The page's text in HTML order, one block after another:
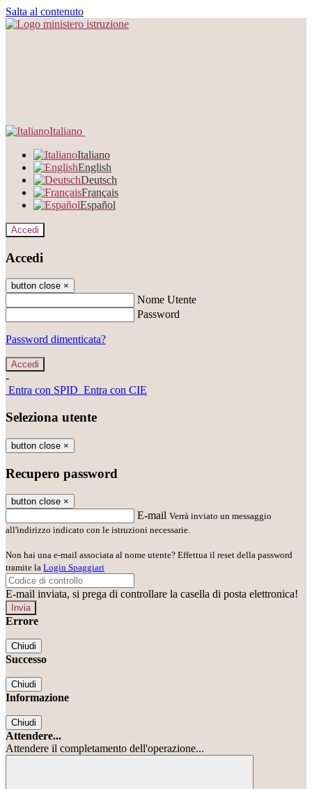
Salta al contenuto
Italiano
Italiano
English
Deutsch
Français
Español
Accedi
Accedi
button close ×
Nome Utente
Password
Password dimenticata?
-
Entra con SPID Entra con CIE
Seleziona utente
button close ×
Recupero password
button close ×
E-mail Verrà inviato un messaggio
all'indirizzo indicato con le istruzioni necessarie.
Non hai una e-mail associata al nome utente? Effettua il reset della password
tramite la Login Spaggiari
E-mail inviata, si prega di controllare la casella di posta elettronica!
Errore
Chiudi
Successo
Chiudi
Informazione
Chiudi
Attendere...
Attendere il completamento dell'operazione...